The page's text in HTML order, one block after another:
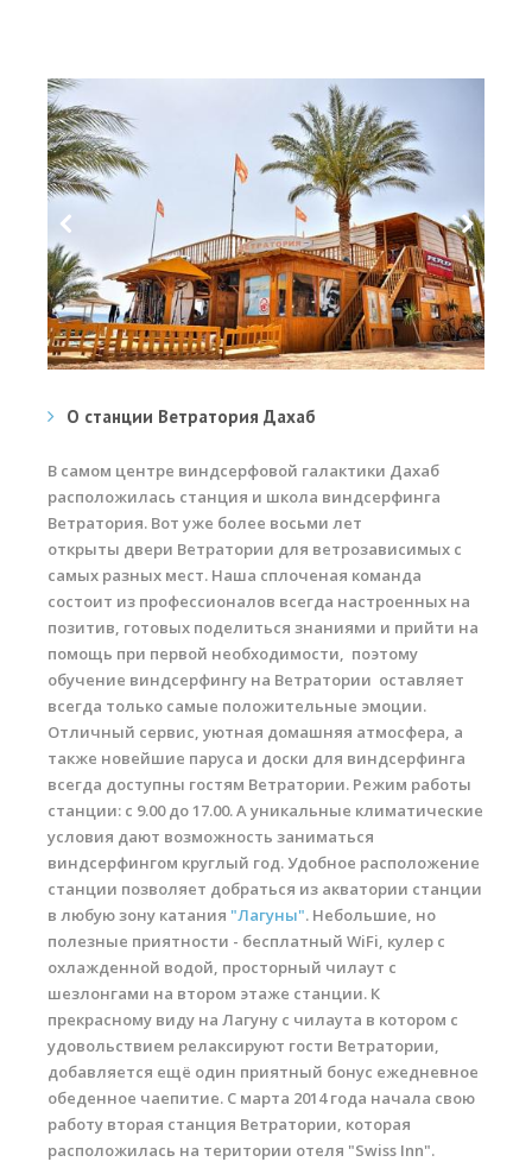
О станции Ветратория Дахаб
В самом центре виндсерфовой галактики Дахаб
расположилась станция и школа виндсерфинга
Ветратория. Вот уже более восьми лет
открыты двери Ветратории для ветрозависимых с
самых разных мест. Наша сплоченая команда
состоит из профессионалов всегда настроенных на
позитив, готовых поделиться знаниями и прийти на
помощь при первой необходимости, поэтому
обучение виндсерфингу на Ветратории оставляет
всегда только самые положительные эмоции.
Отличный сервис, уютная домашняя атмосфера, а
также новейшие паруса и доски для виндсерфинга
всегда доступны гостям Ветратории. Режим работы
станции: с 9.00 до 17.00. А уникальные климатические
условия дают возможность заниматься
виндсерфингом круглый год. Удобное расположение
станции позволяет добраться из акватории станции
в любую зону катания "Лагуны". Небольшие, но
полезные приятности - бесплатный WiFi, кулер с
охлажденной водой, просторный чилаут с
шезлонгами на втором этаже станции. К
прекрасному виду на Лагуну с чилаута в котором с
удовольствием релаксируют гости Ветратории,
добавляется ещё один приятный бонус ежедневное
обеденное чаепитие. С марта 2014 года начала свою
работу вторая станция Ветратории, которая
расположилась на територии отеля "Swiss Inn".